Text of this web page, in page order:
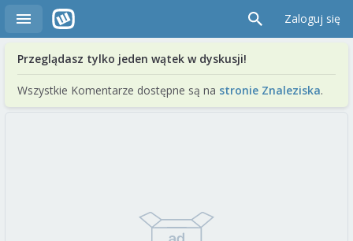
Zaloguj się
Przeglądasz tylko jeden wątek w dyskusji!
Wszystkie Komentarze dostępne są na stronie Znaleziska.